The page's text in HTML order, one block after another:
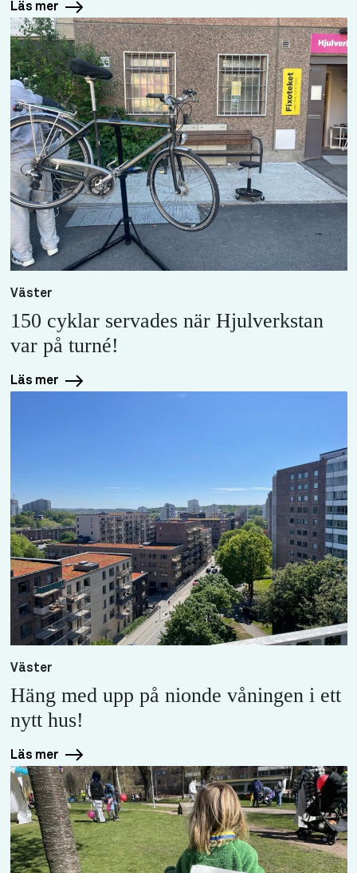
Läs mer
Väster
150 cyklar servades när Hjulverkstan
var på turné!
Läs mer
Väster
Häng med upp på nionde våningen i ett
nytt hus!
Läs mer